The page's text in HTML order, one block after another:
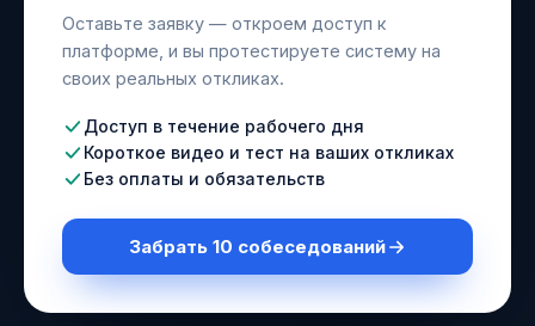
Оставьте заявку — откроем доступ к
платформе, и вы протестируете систему на
своих реальных откликах.
Доступ в течение рабочего дня
Короткое видео и тест на ваших откликах
Без оплаты и обязательств
Забрать 10 собеседований